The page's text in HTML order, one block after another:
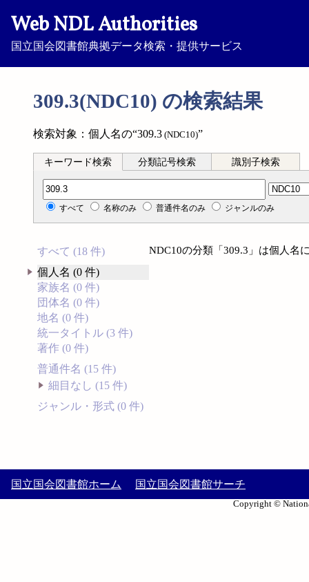
Web NDL Authorities
国立国会図書館典拠データ検索・提供サービス
309.3(NDC10) の検索結果
検索対象：個人名の“309.3 (NDC10)”
キーワード検索 分類記号検索 識別子検索
分類記号検索
すべて 名称のみ 普通件名のみ ジャンルのみ
すべて (18 件)
個人名 (0 件)
家族名 (0 件)
団体名 (0 件)
地名 (0 件)
統一タイトル (3 件)
著作 (0 件)
普通件名 (15 件)
細目なし (15 件)
ジャンル・形式 (0 件)
NDC10の分類「309.3」は個人名
国立国会図書館ホーム 国立国会図書館サーチ
Copyright ©